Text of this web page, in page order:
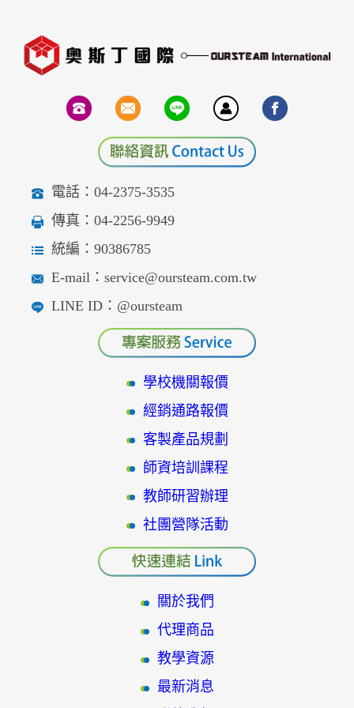
電話：04-2375-3535
傳真：04-2256-9949
統編：90386785
E-mail：service@oursteam.com.tw
LINE ID：@oursteam
學校機關報價
經銷通路報價
客製產品規劃
師資培訓課程
教師研習辦理
社團營隊活動
關於我們
代理商品
教學資源
最新消息